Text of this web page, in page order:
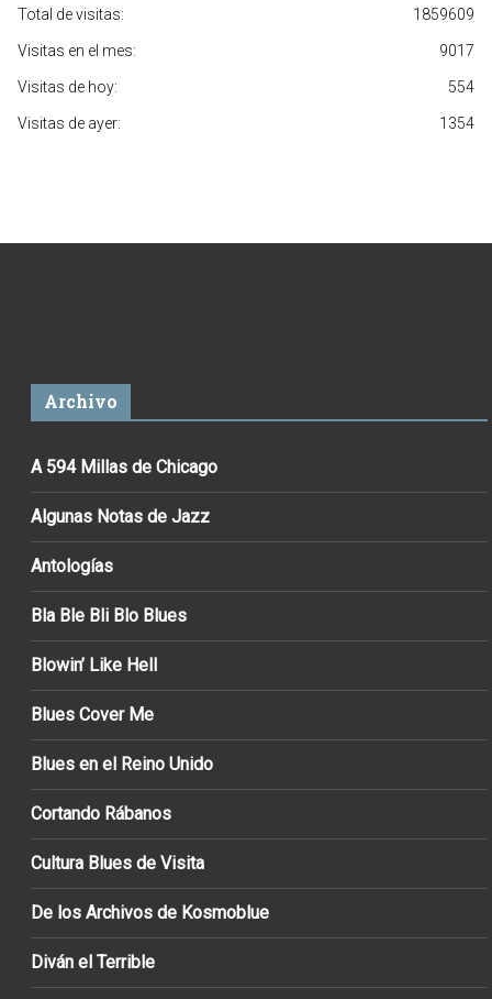
1859609
Total de visitas:
9017
Visitas en el mes:
554
Visitas de hoy:
1354
Visitas de ayer:
Archivo
A 594 Millas de Chicago
Algunas Notas de Jazz
Antologías
Bla Ble Bli Blo Blues
Blowin’ Like Hell
Blues Cover Me
Blues en el Reino Unido
Cortando Rábanos
Cultura Blues de Visita
De los Archivos de Kosmoblue
Diván el Terrible